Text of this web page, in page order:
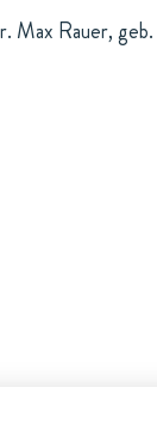
Max Rauer,